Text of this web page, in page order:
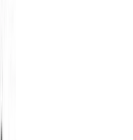
fecha de su publicación en